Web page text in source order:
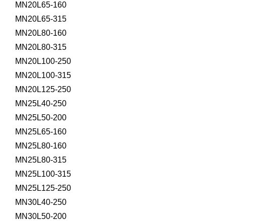
MN20L65-160
MN20L65-315
MN20L80-160
MN20L80-315
MN20L100-250
MN20L100-315
MN20L125-250
MN25L40-250
MN25L50-200
MN25L65-160
MN25L80-160
MN25L80-315
MN25L100-315
MN25L125-250
MN30L40-250
MN30L50-200